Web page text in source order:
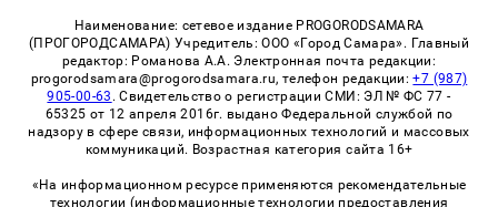
Наименование: сетевое издание PROGORODSAMARA
(ПРОГОРОДСАМАРА) Учредитель: ООО «Город Самара». Главный
редактор: Романова А.А. Электронная почта редакции:
progorodsamara@progorodsamara.ru, телефон редакции:+7 (987)
905-00-63 . Свидетельство о регистрации СМИ: ЭЛ № ФС 77 -
65325 от 12 апреля 2016г. выдано Федеральной службой по
надзору в сфере связи, информационных технологий и массовых
коммуникаций. Возрастная категория сайта 16+
«На информационном ресурсе применяются рекомендательные
технологии (информационные технологии предоставления